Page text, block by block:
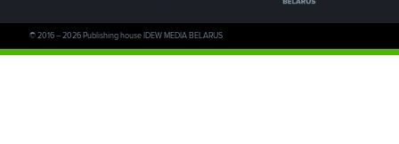
© 2016 – 2026 Publishing house IDEW MEDIA BELARUS